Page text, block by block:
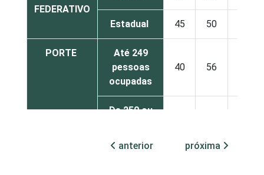
FEDERATIVO
Estadual 45 50
PORTE
Até 249
pessoas
ocupadas
40 56
De 250 ou
ocupadas
anterior próxima